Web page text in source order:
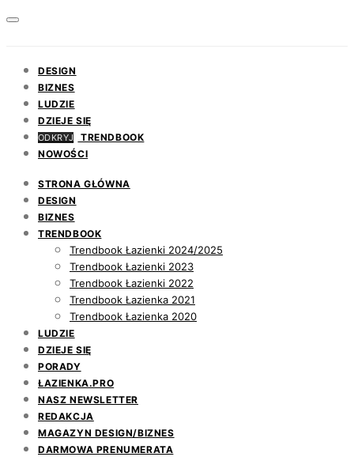
DESIGN
BIZNES
LUDZIE
DZIEJE SIĘ
ODKRYJ
TRENDBOOK
NOWOŚCI
STRONA GŁÓWNA
DESIGN
BIZNES
TRENDBOOK
Trendbook Łazienki 2024/2025
Trendbook Łazienki 2023
Trendbook Łazienki 2022
Trendbook Łazienka 2021
Trendbook Łazienka 2020
LUDZIE
DZIEJE SIĘ
PORADY
ŁAZIENKA.PRO
NASZ NEWSLETTER
REDAKCJA
MAGAZYN DESIGN/BIZNES
DARMOWA PRENUMERATA